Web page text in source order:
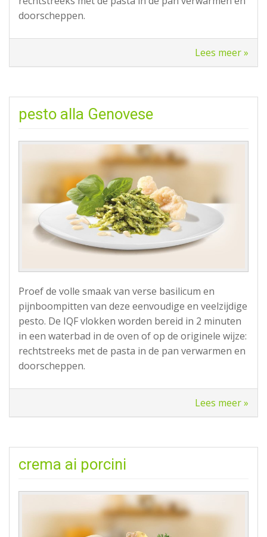
doorscheppen.
Lees meer »
pesto alla Genovese
Proef de volle smaak van verse basilicum en
pijnboompitten van deze eenvoudige en veelzijdige
pesto. De IQF vlokken worden bereid in 2 minuten
in een waterbad in de oven of op de originele wijze:
rechtstreeks met de pasta in de pan verwarmen en
doorscheppen.
Lees meer »
crema ai porcini